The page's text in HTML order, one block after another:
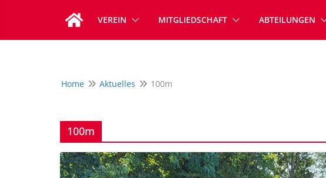
springen
VEREIN MITGLIEDSCHAFT ABTEILUNGEN
Home Aktuelles 100m
100m